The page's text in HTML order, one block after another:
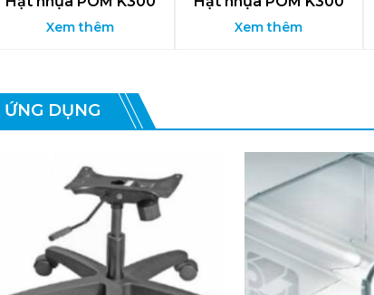
Xem thêm Xem thêm
ỨNG DỤNG